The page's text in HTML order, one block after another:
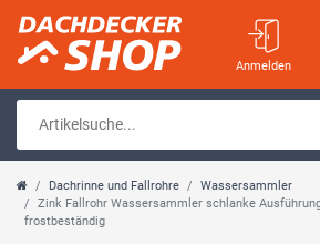
Anmelden
Dachrinne und Fallrohre
Wassersammler
Zink Fallrohr Wassersammler schlanke
frostbeständig